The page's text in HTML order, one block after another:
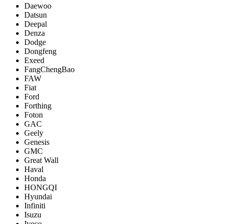
Daewoo
Datsun
Deepal
Denza
Dodge
Dongfeng
Exeed
FangChengBao
FAW
Fiat
Ford
Forthing
Foton
GAC
Geely
Genesis
GMC
Great Wall
Haval
Honda
HONGQI
Hyundai
Infiniti
Isuzu